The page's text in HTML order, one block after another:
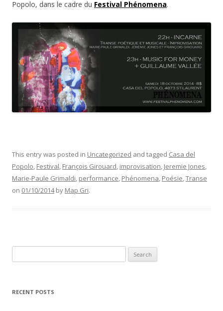
Popolo, dans le cadre du Festival Phénomena.
This entry was posted in Uncategorized and tagged Casa del
Popolo, Festival, François Girouard, improvisation, Jeremie Jones,
Marie-Paule Grimaldi, performance, Phénomena, Poésie,Transe
on 01/10/2014by Map Gri.
for:
RECENT POSTS